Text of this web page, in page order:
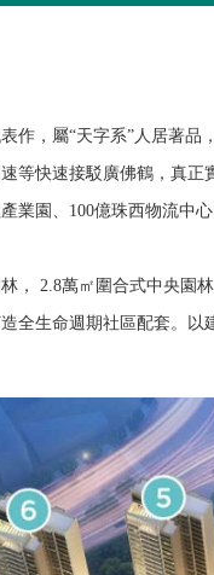
作，屬“天字系”人居著品
等快速接駁廣佛鶴，真正
業園、100億珠西物流中心
， 2.8萬㎡圍合式中央園
全生命週期社區配套。 以